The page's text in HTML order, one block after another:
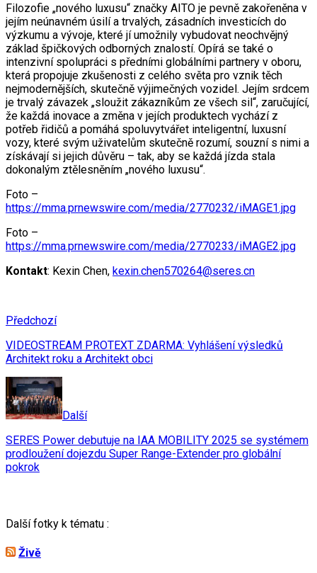
Filozofie „nového luxusu“ značky AITO je pevně zakořeněna v
jejím neúnavném úsilí a trvalých, zásadních investicích do
výzkumu a vývoje, které jí umožnily vybudovat neochvějný
základ špičkových odborných znalostí. Opírá se také o
intenzivní spolupráci s předními globálními partnery v oboru,
která propojuje zkušenosti z celého světa pro vznik těch
nejmodernějších, skutečně výjimečných vozidel. Jejím srdcem
je trvalý závazek „sloužit zákazníkům ze všech sil“, zaručující,
že každá inovace a změna v jejích produktech vychází z
potřeb řidičů a pomáhá spoluvytvářet inteligentní, luxusní
vozy, které svým uživatelům skutečně rozumí, souzní s nimi a
získávají si jejich důvěru – tak, aby se každá jízda stala
dokonalým ztělesněním „nového luxusu“.
Foto –
https://mma.prnewswire.com/media/2770232/iMAGE1.jpg
Foto –
https://mma.prnewswire.com/media/2770233/iMAGE2.jpg
Kontakt: Kexin Chen, kexin.chen570264@seres.cn
Předchozí
VIDEOSTREAM PROTEXT ZDARMA: Vyhlášení výsledků
Architekt roku a Architekt obci
Další
SERES Power debutuje na IAA MOBILITY 2025 se systémem
prodloužení dojezdu Super Range-Extender pro globální
pokrok
Další fotky k tématu :
Živě